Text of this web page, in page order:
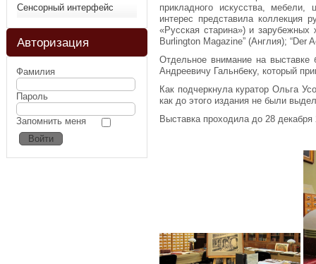
Сенсорный интерфейс
Авторизация
Фамилия
Пароль
Запомнить меня
прикладного искусства,
интерес представила коллекция
«Русская старина») и
Burlington Magazine” (Англия); “Der
Отдельное внимание на выставке
Андреевичу Гальнбеку, который
Как подчеркнула куратор Ольга
как до этого издания не были
Выставка проходила до 28 декабря